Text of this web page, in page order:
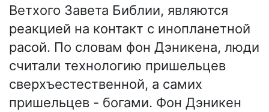
Ветхого Завета Библии, являются
реакцией на контакт с инопланетной
расой. По словам фон Дэникена, люди
считали технологию пришельцев
сверхъестественной, а самих
пришельцев - богами. Фон Дэникен